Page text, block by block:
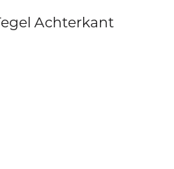
Achterkant